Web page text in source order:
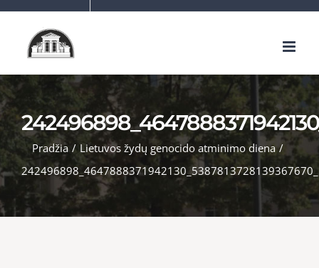
Pradžia / Lietuvos žydų genocido atminimo diena /